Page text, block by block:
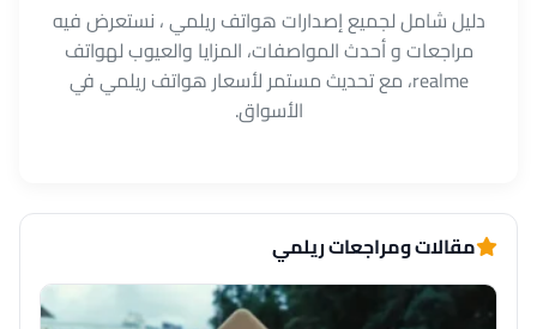
دليل شامل لجميع إصدارات هواتف ريلمي ، نستعرض فيه
مراجعات و أحدث المواصفات، المزايا والعيوب لهواتف
realme، مع تحديث مستمر لأسعار هواتف ريلمي في
الأسواق.
مقالات ومراجعات ريلمي